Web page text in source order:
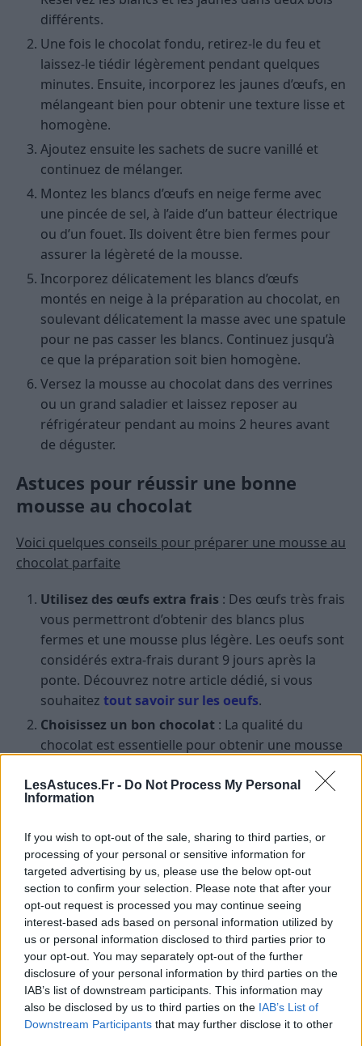
LesAstuces.Fr - Do Not Process My Personal
Information
If you wish to opt-out of the sale, sharing to third parties, or
processing of your personal or sensitive information for
targeted advertising by us, please use the below opt-out
section to confirm your selection. Please note that after your
opt-out request is processed you may continue seeing
interest-based ads based on personal information utilized by
us or personal information disclosed to third parties prior to
your opt-out. You may separately opt-out of the further
disclosure of your personal information by third parties on the
IAB’s list of downstream participants. This information may
also be disclosed by us to third parties on the IAB’s List of
Downstream Participants that may further disclose it to other
différents.
Une fois le chocolat fondu, retirez-le du feu et
laissez-le tiédir légèrement pendant quelques
minutes. Ensuite, incorporez les jaunes d’œufs, en
mélangeant bien pour obtenir une texture lisse et
homogène.
Ajoutez ensuite les sachets de sucre vanillé et
continuez de mélanger.
Montez les blancs d’œufs en neige ferme avec
une pincée de sel, à l’aide d’un batteur électrique
ou d’un fouet. Ils doivent être bien fermes pour
assurer la légèreté de la mousse.
Incorporez délicatement les blancs d’œufs
montés en neige à la préparation au chocolat, en
soulevant délicatement la masse avec une spatule
pour ne pas casser les blancs. Continuez jusqu’à
ce que la préparation soit bien homogène.
Versez la mousse au chocolat dans des verrines
ou un grand saladier et laissez reposer au
réfrigérateur pendant au moins 2 heures avant
de déguster.
Astuces pour réussir une bonne
mousse au chocolat
Voici quelques conseils pour préparer une mousse au
chocolat parfaite
Utilisez des œufs extra frais : Des œufs très frais
vous permettront d’obtenir des blancs plus
fermes et une mousse plus légère. Les oeufs sont
considérés extra-frais durant 9 jours après la
ponte. Découvrez notre article dédié, si vous
souhaitez tout savoir sur les oeufs.
Choisissez un bon chocolat : La qualité du
chocolat est essentielle pour obtenir une mousse
noir de qualité, avec un pourcentage de cacao
d’au moins 60-70 %.
Température des ingrédients
: Assurez-vous que
le chocolat fondu a légèrement refroidi avant
d’ajouter les jaunes d’œufs pour éviter de les
cuire. De plus, il est préférable d’utiliser des
blancs d’œufs àtempérature ambiantepour
faciliter leur montée en neige.
Incorporez les blancs en neige avec délicatesse
: Lorsque vous incorporez les blancs en neige à la
préparation au chocolat, faites-le délicatement et
progressivement pour ne pas les casser. Cela
garantira une mousse légère et aérienne.